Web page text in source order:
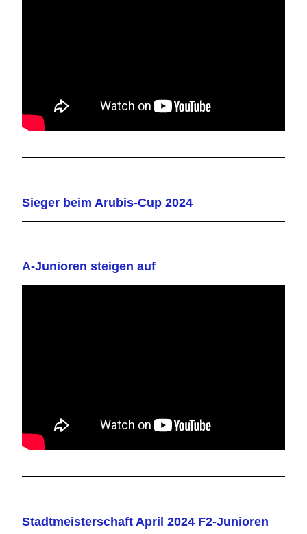
Sieger beim Arubis-Cup 2024
A-Junioren steigen auf
Stadtmeisterschaft April 2024 F2-Junioren